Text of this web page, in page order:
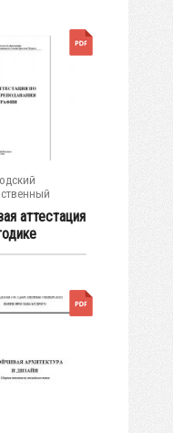
им. Яр....
аттестация